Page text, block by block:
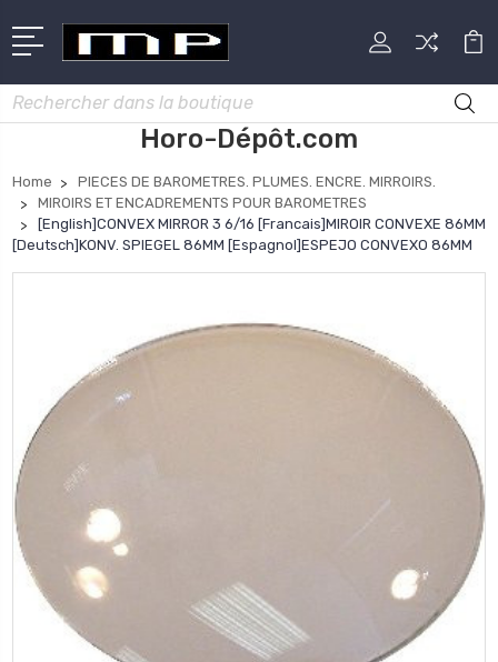
Rechercher
Horo-Dépôt.com
Home
PIECES DE BAROMETRES. PLUMES. ENCRE. MIRROIRS.
MIROIRS ET ENCADREMENTS POUR BAROMETRES
[English]CONVEX MIRROR 3 6/16 [Francais]MIROIR CONVEXE 86MM
[Deutsch]KONV. SPIEGEL 86MM [Espagnol]ESPEJO CONVEXO 86MM